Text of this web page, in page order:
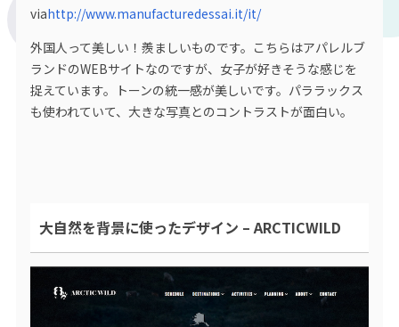
viahttp://www.manufacturedessai.it/it/
外国人って美しい！羨ましいものです。こちらはアパレルブ
ランドのWEBサイトなのですが、女子が好きそうな感じを
捉えています。トーンの統一感が美しいです。パララックス
も使われていて、大きな写真とのコントラストが面白い。
大自然を背景に使ったデザイン – ARCTICWILD